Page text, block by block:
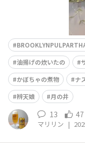
油揚げの炊いたの
かぼちゃの煮物
ナ
辨天娘
月の井
13 47
マリリン |